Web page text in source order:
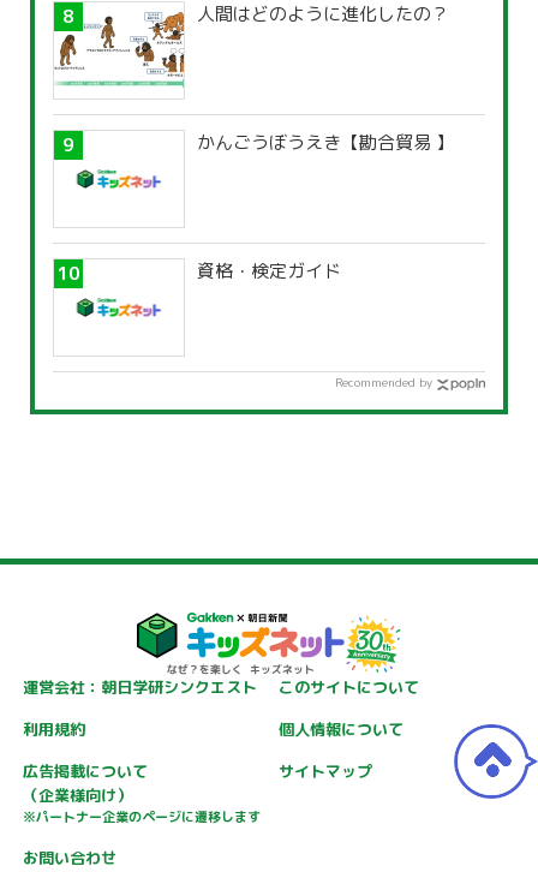
人間はどのように進化したの？
かんごうぼうえき【勘合貿易 】
資格・検定ガイド
Recommended by
運営会社：朝日学研シンクエスト
このサイトについて
利用規約
個人情報について
広告掲載について
（企業様向け）
※パートナー企業のページに遷移します
サイトマップ
お問い合わせ